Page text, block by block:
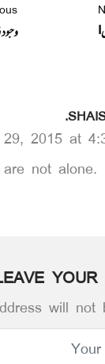
2015 at
not alone.
will not